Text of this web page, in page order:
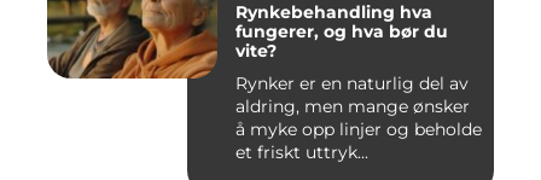
Rynkebehandling hva
fungerer, og hva bør du
vite?
Rynker er en naturlig del av
aldring, men mange ønsker
å myke opp linjer og beholde
et friskt uttryk...